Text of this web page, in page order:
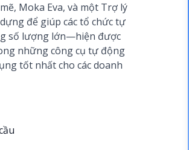
Moka Eva, và một Trợ lý
để giúp các tổ chức tự
số lượng lớn—hiện được
những công cụ tự động
tốt nhất cho các doanh